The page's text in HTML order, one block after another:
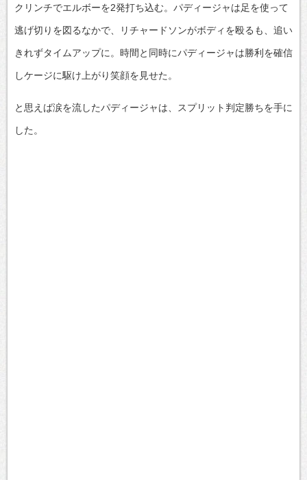
クリンチでエルボーを2発打ち込む。パディージャは足を使って
逃げ切りを図るなかで、リチャードソンがボディを殴るも、追い
きれずタイムアップに。時間と同時にパディージャは勝利を確信
しケージに駆け上がり笑顔を見せた。
と思えば涙を流したパディージャは、スプリット判定勝ちを手に
した。